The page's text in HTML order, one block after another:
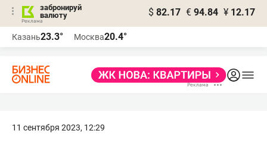
забронируй
валюту
$ 82.17 € 94.84 ¥ 12.17
Казань23.3° Москва20.4°
11 сентября 2023, 12:29